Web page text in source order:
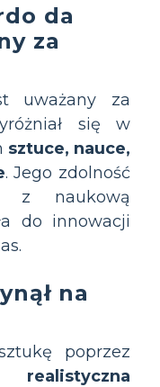
da
za
uważany za
się w
sztuce, nauce,
. Jego zdolność
z naukową
do innowacji
na
poprzez
realistyczna